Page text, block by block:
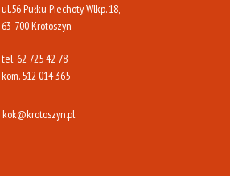
ul.56 Pułku Piechoty Wlkp. 18,
63-700 Krotoszyn
tel. 62 725 42 78
kom.512 014 365
kok@krotoszyn.pl